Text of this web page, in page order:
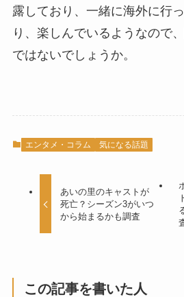
露しており、一緒に海外に行
り、楽しんでいるようなので
ではないでしょうか。
エンタメ・コラム 気になる話題
あいの里のキャストが
死亡？シーズン3がいつ
から始まるかも調査
この記事を書いた人